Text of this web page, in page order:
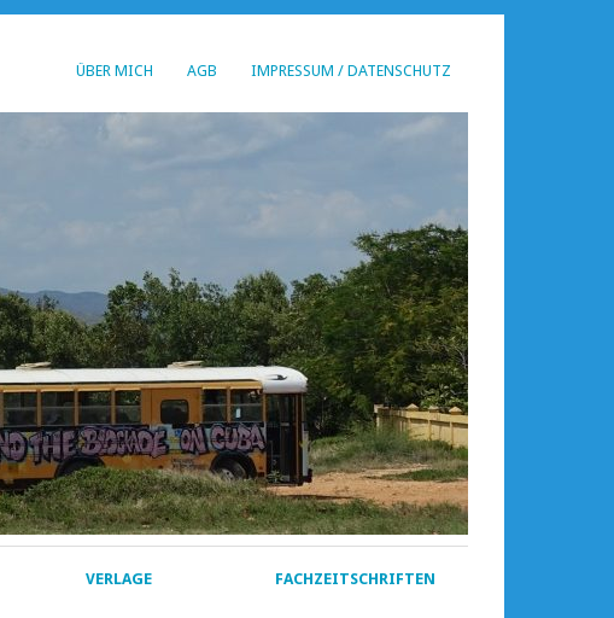
ÜBER MICH AGB IMPRESSUM / DATENSCHUTZ
VERLAGE FACHZEITSCHRIFTEN